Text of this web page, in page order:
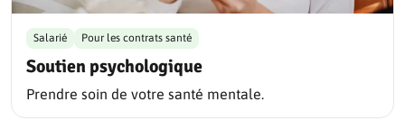
Soutien psychologique
Salarié Pour les contrats santé
Prendre soin de votre santé mentale.